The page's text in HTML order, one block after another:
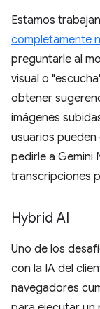
Estamos
completamente
preguntarle al
visual o
obtener
imágenes
usuarios pueden
pedirle a Gemini
transcripciones
Hybrid AI
Uno de los
con la IA del
navegadores